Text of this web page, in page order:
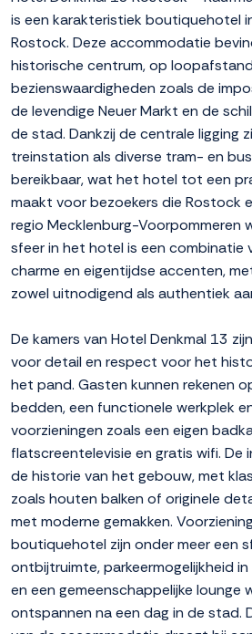
is een karakteristiek boutiquehotel
Rostock. Deze accommodatie
historische centrum, op
bezienswaardigheden zoals de
de levendige Neuer Markt en de
de stad. Dankzij de centrale ligging
treinstation als diverse tram- en
bereikbaar, wat het hotel tot een
maakt voor bezoekers die Rostock
regio Mecklenburg-Voorpommeren
sfeer in het hotel is een combinatie
charme en eigentijdse accenten,
zowel uitnodigend als authentiek
De kamers van Hotel Denkmal 13
voor detail en respect voor het
het pand. Gasten kunnen rekenen
bedden, een functionele werkplek
voorzieningen zoals een eigen
flatscreentelevisie en gratis wifi. De
de historie van het gebouw, met
zoals houten balken of originele
met moderne gemakken.
boutiquehotel zijn onder meer een
ontbijtruimte, parkeermogelijkheid
en een gemeenschappelijke lounge
ontspannen na een dag in de stad.